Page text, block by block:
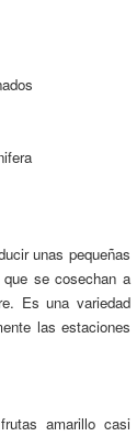
unas pequeñas
se cosechan a
Es una variedad
las estaciones
amarillo casi